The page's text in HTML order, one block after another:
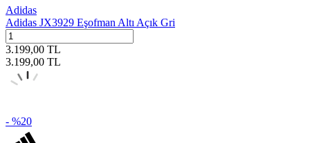
Adidas
Adidas JX3929 Eşofman Altı Açık Gri
3.199,00 TL
3.199,00 TL
- %20